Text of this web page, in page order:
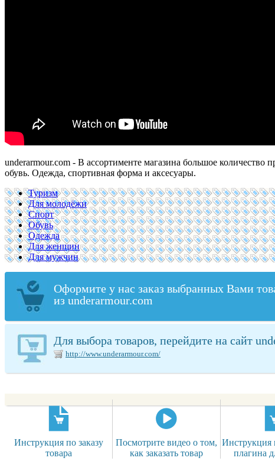
underarmour.com - В ассортименте магазина большое
обувь. Одежда, спортивная форма и аксесуары.
Туризм
Для молодёжи
Спорт
Обувь
Одежда
Для женщин
Для мужчин
Оформите у нас заказ выбранных Вами
из underarmour.com
Для выбора товаров, перейдите на сайт
http://www.underarmour.com/
Инструкция по заказу
товара
Посмотрите видео о том,
как заказать товар
Инструкция
плагина